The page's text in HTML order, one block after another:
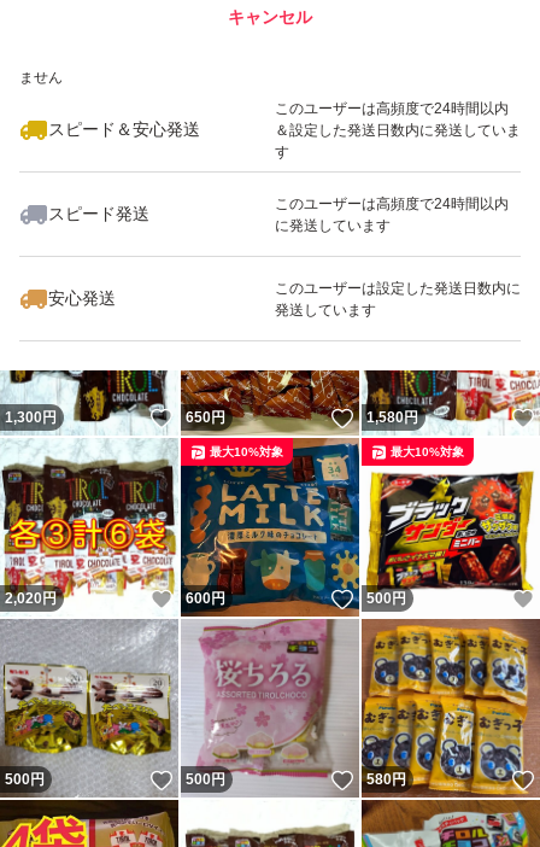
ません
スピード＆安心発送
このユーザーは高頻度で24時間以内
＆設定した発送日数内に発送していま
す
スピード発送
このユーザーは高頻度で24時間以内
に発送しています
安心発送
このユーザーは設定した発送日数内に
発送しています
キャンセル
いいね！
850
1,300円 いいね！
650円 いいね！
1,580円
2,020 円 いいね！
600円 いいね！
最大10%対象
500 円
最大10%対象
500円 いいね！
500円 いいね！
580円